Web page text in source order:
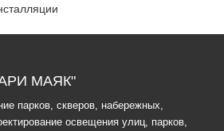
МАЯК"
парков, скверов, набережных,
освещения улиц, парков,